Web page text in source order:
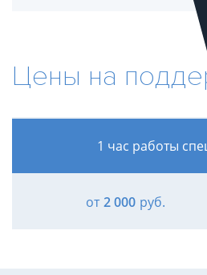
Цены на
1 час работы
от 2 000 руб.